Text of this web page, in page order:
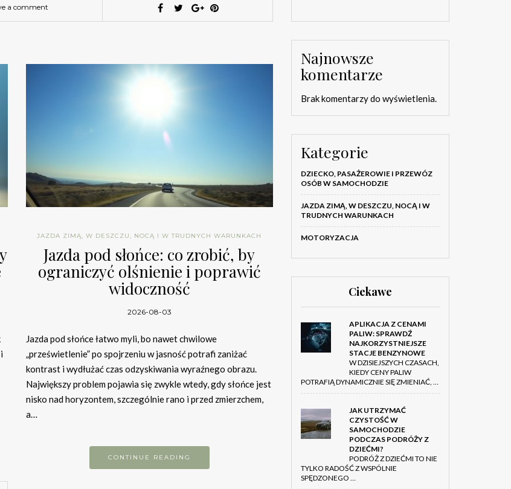
a comment
JAZDA ZIMĄ, W DESZCZU, NOCĄ I W TRUDNYCH WARUNKACH
Jazda pod słońce: co zrobić, by
ograniczyć olśnienie i poprawić
widoczność
2026-08-03
Jazda pod słońce łatwo myli, bo nawet chwilowe
„prześwietlenie” po spojrzeniu w jasność potrafi zaniżać
kontrast i wydłużać czas odzyskiwania wyraźnego obrazu.
Największy problem pojawia się zwykle wtedy, gdy słońce jest
nisko nad horyzontem, szczególnie rano i przed zmierzchem,
a…
CONTINUE READING
Najnowsze
komentarze
Brak komentarzy do wyświetlenia.
Kategorie
DZIECKO, PASAŻEROWIE I PRZEWÓZ
OSÓB W SAMOCHODZIE
JAZDA ZIMĄ, W DESZCZU, NOCĄ I W
TRUDNYCH WARUNKACH
MOTORYZACJA
Ciekawe
APLIKACJA Z CENAMI
PALIW: SPRAWDŹ
NAJKORZYSTNIEJSZE
STACJE BENZYNOWE
W DZISIEJSZYCH CZASACH,
KIEDY CENY PALIW
POTRAFIĄ DYNAMICZNIE SIĘ ZMIENIAĆ, …
JAK UTRZYMAĆ
CZYSTOŚĆ W
SAMOCHODZIE
PODCZAS PODRÓŻY Z
DZIEĆMI?
PODRÓŻ Z DZIEĆMI TO NIE
TYLKO RADOŚĆ Z WSPÓLNIE
SPĘDZONEGO …